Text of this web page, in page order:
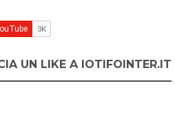
UN LIKE A IOTIFOINTER.IT